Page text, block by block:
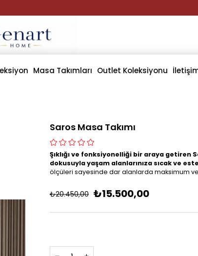
Masa Takımları Outlet Koleksiyonu
Saros Masa Takımı
Şıklığı ve fonksiyonelliği bir araya getiren
dokusuyla yaşam alanlarınıza sıcak ve
ölçüleri sayesinde dar alanlarda
₺20.450,00 ₺15.500,00